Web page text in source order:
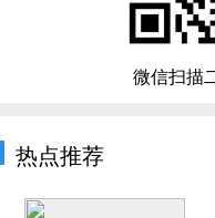
微信扫描
热点推荐